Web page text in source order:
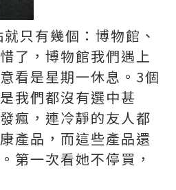
只有幾個：博物館、
了，博物館我們遇上
看是星期一休息。3個
我們都沒有選中甚
瘋，連冷靜的友人都
產品，而這些產品還
第一次看她不停買，